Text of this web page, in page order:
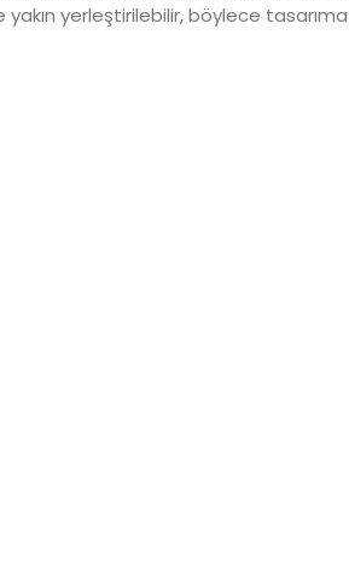
yerleştirilebilir, böylece